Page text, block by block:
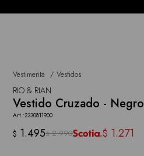
Vestimenta Vestidos
RIO & RIAN
Vestido Cruzado - Negro
2330811900
$ 1.495$ 2.990 $ 1.271